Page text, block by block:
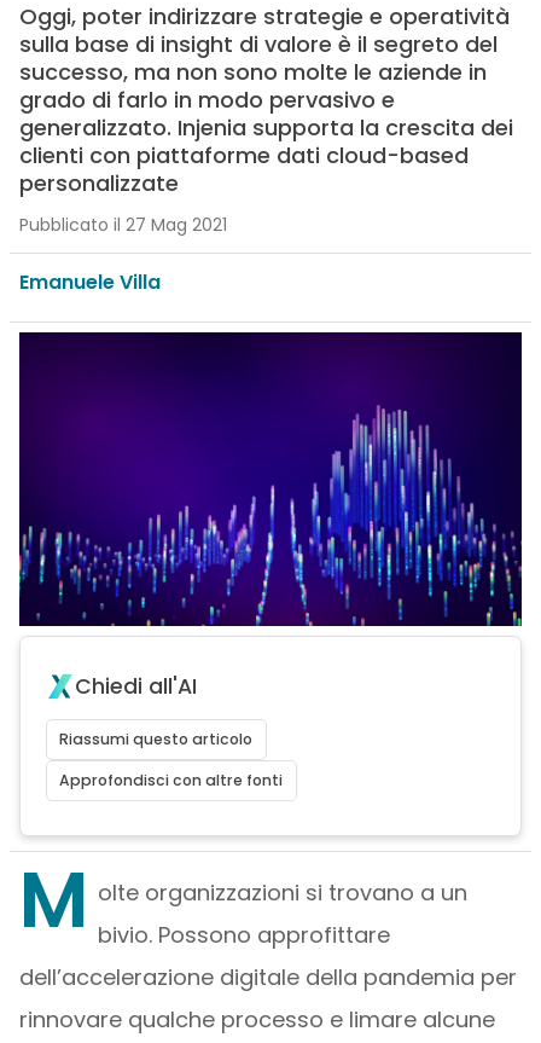
Oggi, poter indirizzare strategie e operatività
sulla base di insight di valore è il segreto del
successo, ma non sono molte le aziende in
grado di farlo in modo pervasivo e
generalizzato. Injenia supporta la crescita dei
clienti con piattaforme dati cloud-based
personalizzate
Pubblicato il 27 Mag 2021
Emanuele Villa
Chiedi all'AI
Riassumi questo articolo
Approfondisci con altre fonti
M olte organizzazioni si trovano a un
bivio. Possono approfittare
dell’accelerazione digitale della pandemia per
rinnovare qualche processo e limare alcune